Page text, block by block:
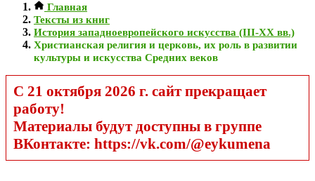
Главная
Тексты из книг
История западноевропейского искусства (III-ХХ вв.)
Христианская религия и церковь, их роль в развитии
культуры и искусства Средних веков
С 21 октября 2026 г. сайт прекращает
работу!
Материалы будут доступны в группе
ВКонтакте: https://vk.com/@eykumena